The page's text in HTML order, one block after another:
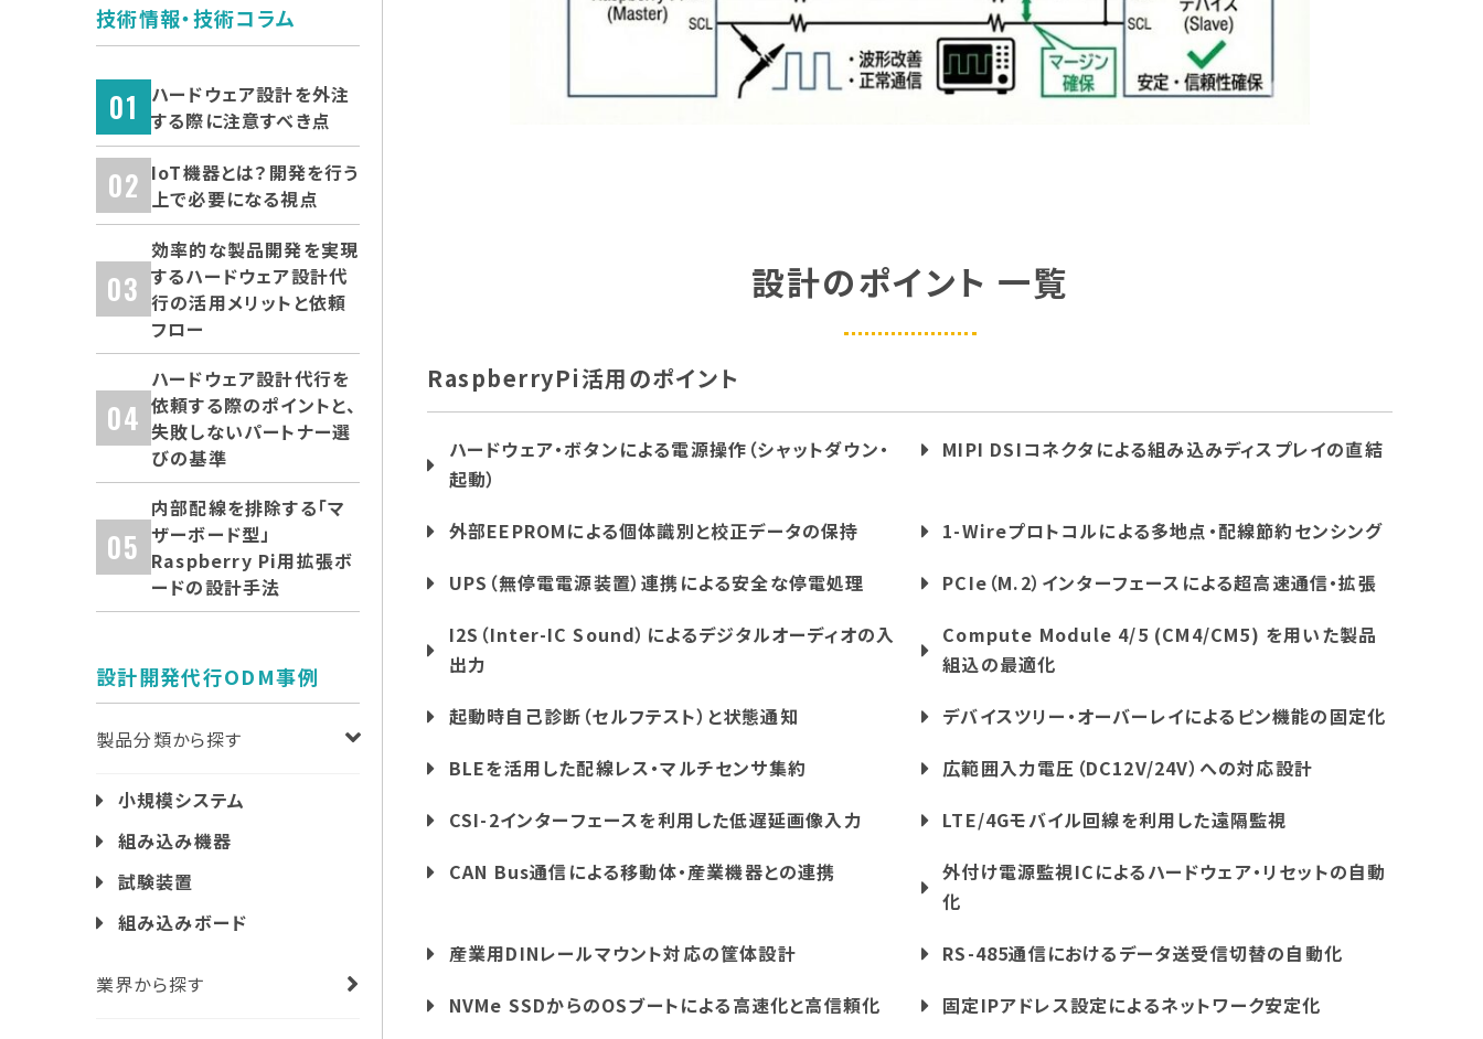
設計のポイント 一覧
RaspberryPi活用のポイント
ハードウェア・ボタンによる電源操作（シャットダウン・
起動）
MIPI DSIコネクタによる組み込みディスプレイの直結
外部EEPROMによる個体識別と校正データの保持
1-Wireプロトコルによる多地点・配線節約センシング
UPS（無停電電源装置）連携による安全な停電処理
PCIe（M.2）インターフェースによる超高速通信・拡張
I2S（Inter-IC Sound）によるデジタルオーディオの入
出力
Compute Module 4/5 (CM4/CM5) を用いた製品
組込の最適化
起動時自己診断（セルフテスト）と状態通知
デバイスツリー・オーバーレイによるピン機能の固定化
BLEを活用した配線レス・マルチセンサ集約
広範囲入力電圧（DC12V/24V）への対応設計
CSI-2インターフェースを利用した低遅延画像入力
LTE/4Gモバイル回線を利用した遠隔監視
CAN Bus通信による移動体・産業機器との連携
外付け電源監視ICによるハードウェア・リセットの自動
化
産業用DINレールマウント対応の筐体設計
RS-485通信におけるデータ送受信切替の自動化
NVMe SSDからのOSブートによる高速化と高信頼化
固定IPアドレス設定によるネットワーク安定化
技術情報・技術コラム
ハードウェア設計を外注
する際に注意すべき点
IoT機器とは？開発を行う
上で必要になる視点
効率的な製品開発を実現
するハードウェア設計代
行の活用メリットと依頼
フロー
ハードウェア設計代行を
依頼する際のポイントと、
失敗しないパートナー選
びの基準
内部配線を排除する「マ
ザーボード型」
Raspberry Pi用拡張ボ
ードの設計手法
設計開発代行ODM事例
製品分類から探す
小規模システム
組み込み機器
試験装置
組み込みボード
業界から探す